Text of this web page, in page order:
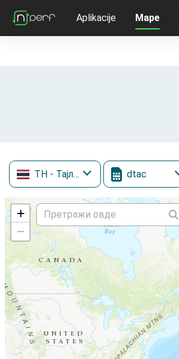
Aplikacije Mape
TH - Тајланд dtac
+
−